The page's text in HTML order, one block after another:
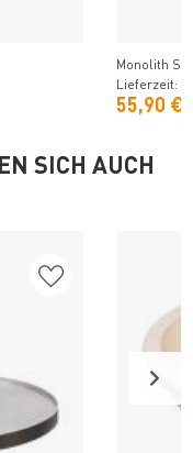
Monolith
Lieferzeit: 1
55,90 €
SICH AUCH